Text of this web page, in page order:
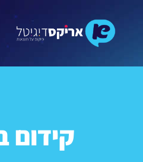
קידום